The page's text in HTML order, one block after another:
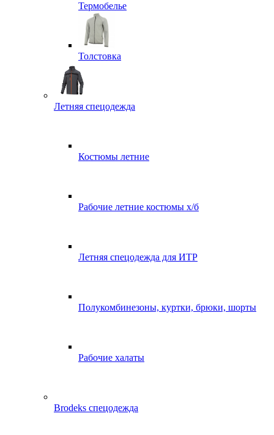
Термобелье
Толстовка
Летняя спецодежда
Костюмы летние
Рабочие летние костюмы х/б
Летняя спецодежда для ИТР
Полукомбинезоны, куртки, брюки, шорты
Рабочие халаты
Brodeks спецодежда